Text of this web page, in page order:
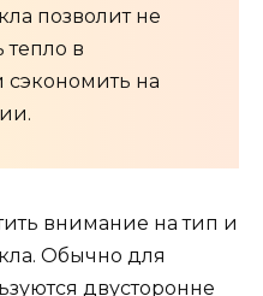
позволит не
тепло в
на
внимание на тип и
Обычно для
двусторонне